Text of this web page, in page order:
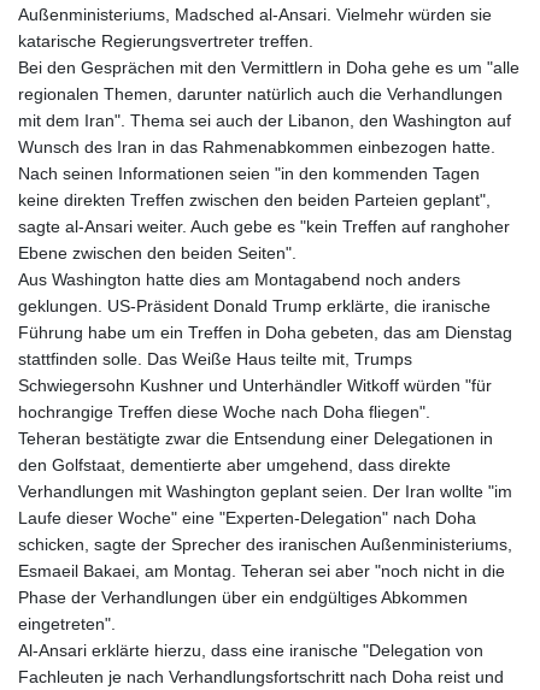
Außenministeriums, Madsched al-Ansari. Vielmehr würden sie
katarische Regierungsvertreter treffen.
Bei den Gesprächen mit den Vermittlern in Doha gehe es um "alle
regionalen Themen, darunter natürlich auch die Verhandlungen
mit dem Iran". Thema sei auch der Libanon, den Washington auf
Wunsch des Iran in das Rahmenabkommen einbezogen hatte.
Nach seinen Informationen seien "in den kommenden Tagen
keine direkten Treffen zwischen den beiden Parteien geplant",
sagte al-Ansari weiter. Auch gebe es "kein Treffen auf ranghoher
Ebene zwischen den beiden Seiten".
Aus Washington hatte dies am Montagabend noch anders
geklungen. US-Präsident Donald Trump erklärte, die iranische
Führung habe um ein Treffen in Doha gebeten, das am Dienstag
stattfinden solle. Das Weiße Haus teilte mit, Trumps
Schwiegersohn Kushner und Unterhändler Witkoff würden "für
hochrangige Treffen diese Woche nach Doha fliegen".
Teheran bestätigte zwar die Entsendung einer Delegationen in
den Golfstaat, dementierte aber umgehend, dass direkte
Verhandlungen mit Washington geplant seien. Der Iran wollte "im
Laufe dieser Woche" eine "Experten-Delegation" nach Doha
schicken, sagte der Sprecher des iranischen Außenministeriums,
Esmaeil Bakaei, am Montag. Teheran sei aber "noch nicht in die
Phase der Verhandlungen über ein endgültiges Abkommen
eingetreten".
Al-Ansari erklärte hierzu, dass eine iranische "Delegation von
Fachleuten je nach Verhandlungsfortschritt nach Doha reist und